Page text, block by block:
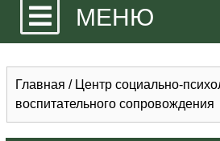
МЕНЮ
Главная / Центр социально-
воспитательного сопровождения